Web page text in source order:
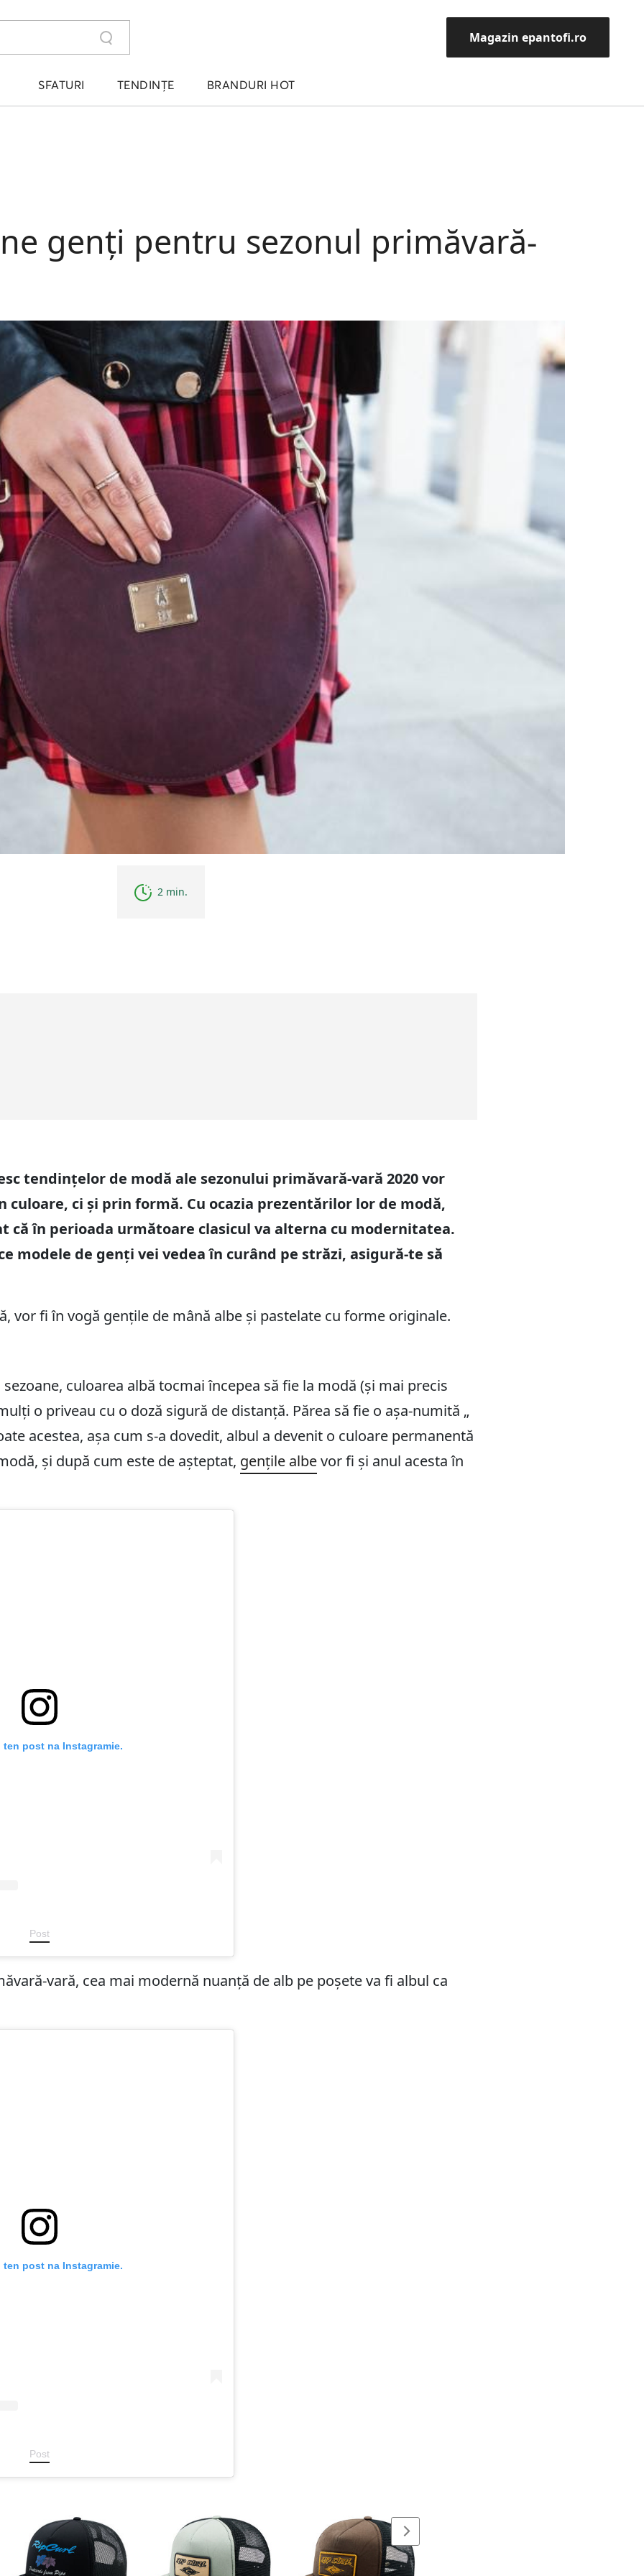
Magazin epantofi.ro
SFATURI TENDINȚE BRANDURI HOT
genți pentru sezonul primăvară-
2 min.
tendințelor de modă ale sezonului primăvară-vară 2020 vor
culoare, ci și prin formă. Cu ocazia prezentărilor lor de modă,
că în perioada următoare clasicul va alterna cu modernitatea.
modele de genți vei vedea în curând pe străzi, asigură-te să
vor fi în vogă gențile de mână albe și pastelate cu forme originale.
culoarea albă tocmai începea să fie la modă (și mai precis
o priveau cu o doză sigură de distanță. Părea să fie o așa-numită „
acestea, așa cum s-a dovedit, albul a devenit o culoare permanentă
și după cum este de așteptat, gențile albevor fi și anul acesta în
ten post na Instagramie.
Post
vară, cea mai modernă nuanță de alb pe poșete va fi albul ca
ten post na Instagramie.
Post